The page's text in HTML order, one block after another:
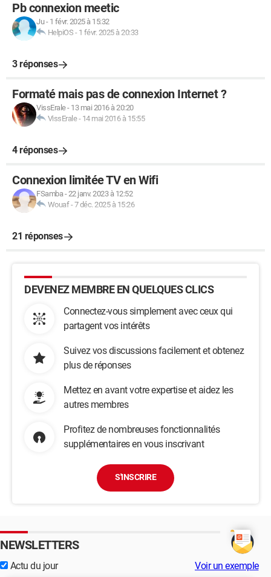
Pb connexion meetic
Ju- 1 févr. 2025 à 15:32
HelpiOS - 1 févr. 2025 à 20:33
3 réponses
Formaté mais pas de connexion Internet ?
VissErale- 13 mai 2016 à 20:20
VissErale- 14 mai 2016 à 15:55
4 réponses
Connexion limitée TV en Wifi
FSamba-22 janv. 2023 à 12:52
Wouaf-7 déc. 2025 à 15:26
21 réponses
DEVENEZ MEMBRE EN QUELQUES CLICS
Connectez-vous simplement avec ceux qui
partagent vos intérêts
Suivez vos discussions facilement et obtenez
plus de réponses
Mettez en avant votre expertise et aidez les
autres membres
Profitez de nombreuses fonctionnalités
supplémentaires en vous inscrivant
S'INSCRIRE
NEWSLETTERS
Actu du jour Voir un exemple